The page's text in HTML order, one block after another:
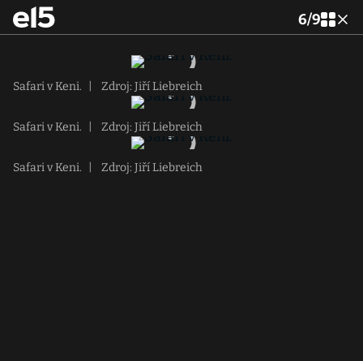
6/9
Safari v Keni. Zdroj: Jiří Liebreich
Safari v Keni. Zdroj: Jiří Liebreich
Safari v Keni. Zdroj: Jiří Liebreich